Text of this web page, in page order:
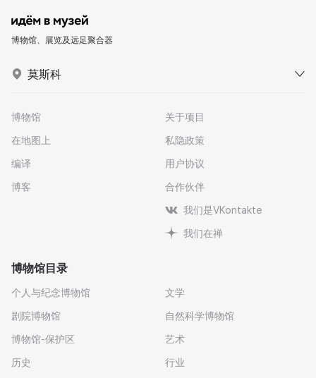
博物馆、展览及远足聚合器
莫斯科
博物馆
在地图上
编译
博客
关于项目
私隐政策
用户协议
合作伙伴
我们是VKontakte
我们在禅
博物馆目录
个人与纪念博物馆
剧院博物馆
博物馆-保护区
历史
文学
自然科学博物馆
艺术
行业